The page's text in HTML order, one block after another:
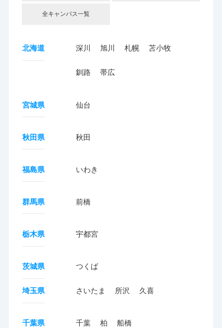
全キャンパス一覧
北海道 深川 旭川 札幌 苫小牧
釧路 帯広
宮城県 仙台
秋田県 秋田
福島県 いわき
群馬県 前橋
栃木県 宇都宮
茨城県 つくば
埼玉県 さいたま 所沢 久喜
千葉県 千葉 柏 船橋